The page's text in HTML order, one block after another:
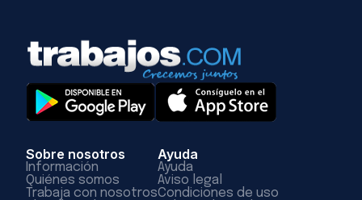
Sobre nosotros
Información
Quiénes somos
Trabaja con nosotros
Ayuda
Ayuda
Aviso legal
Condiciones de uso